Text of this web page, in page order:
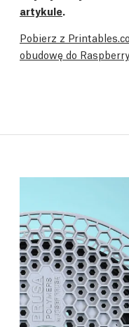
artykule.
Pobierz z
obudowę do